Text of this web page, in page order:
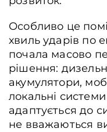
Особливо це
хвиль ударів по
почала масово
рішення:
акумулятори,
локальні
адаптується до
не вважаються